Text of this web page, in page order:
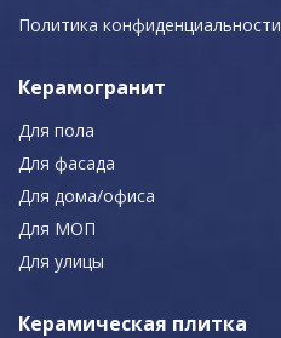
Политика конфиденциальности
Керамогранит
Для пола
Для фасада
Для дома/офиса
Для МОП
Для улицы
Керамическая плитка